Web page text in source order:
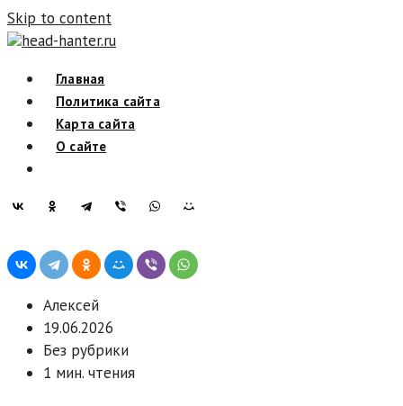
Skip to content
head-hanter.ru
Главная
Политика сайта
Карта сайта
О сайте
Алексей
19.06.2026
Без рубрики
1 мин. чтения